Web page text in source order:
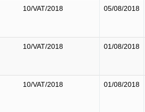
10/VAT/2018 05/08/2018
10/VAT/2018 01/08/2018
10/VAT/2018 01/08/2018